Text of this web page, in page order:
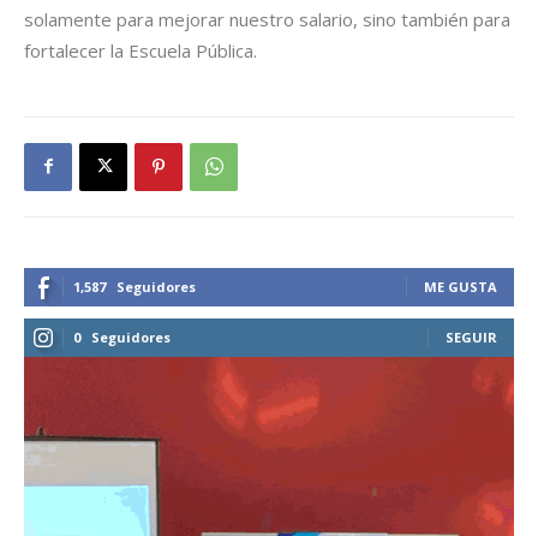
solamente para mejorar nuestro salario, sino también para
fortalecer la Escuela Pública.
1,587 Seguidores ME GUSTA
0 Seguidores SEGUIR